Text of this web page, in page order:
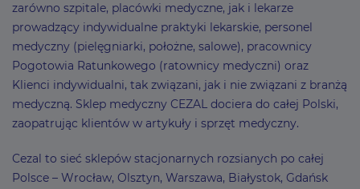
zarówno szpitale, placówki medyczne, jak i lekarze
prowadzący indywidualne praktyki lekarskie, personel
medyczny (pielęgniarki, położne, salowe), pracownicy
Pogotowia Ratunkowego (ratownicy medyczni) oraz
Klienci indywidualni, tak związani, jak i nie związani z branżą
medyczną. Sklep medyczny CEZAL dociera do całej Polski,
zaopatrując klientów w artykuły i sprzęt medyczny.
Cezal to sieć sklepów stacjonarnych rozsianych po całej
Polsce – Wrocław, Olsztyn, Warszawa, Białystok, Gdańsk